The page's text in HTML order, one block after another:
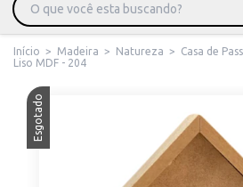
Início > Madeira > Natureza >
Casa de
Liso MDF - 204
Esgotado